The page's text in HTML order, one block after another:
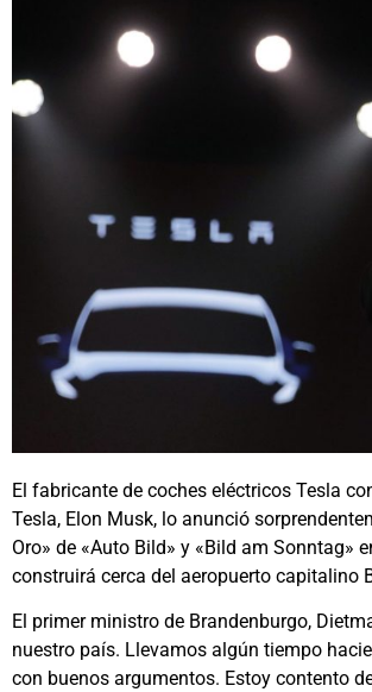
El fabricante de coches eléctricos Tesla
Tesla, Elon Musk, lo anunció
Oro» de «Auto Bild» y «Bild am Sonntag»
construirá cerca del aeropuerto capitalino
El primer ministro de Brandenburgo,
nuestro país. Llevamos algún tiempo
con buenos argumentos. Estoy contento